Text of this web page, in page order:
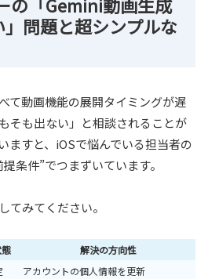
問題と超シンプルな
て動画機能の展開タイミングが遅
そも出ない」と相談されることが
ますと、iOSで悩んでいる担当者の
条件”でつまずいています。
てみてください。
解決の方向性
アカウントの個人情報を更新